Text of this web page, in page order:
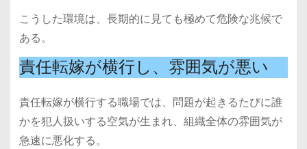
こうした環境は、長期的に見ても極めて危険な兆候で
ある。
責任転嫁が横行し、雰囲気が悪い
責任転嫁が横行する職場では、問題が起きるたびに誰
かを犯人扱いする空気が生まれ、組織全体の雰囲気が
急速に悪化する。